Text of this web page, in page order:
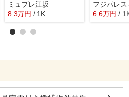
ミュプレ江坂
8.3万円 / 1K 6.6万円 /